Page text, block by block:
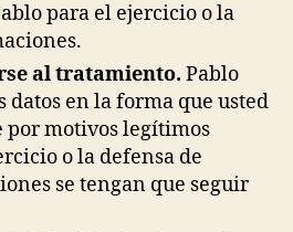
para el ejercicio o la
al tratamiento. Pablo
datos en la forma que usted
por motivos legítimos
o la defensa de
se tengan que seguir